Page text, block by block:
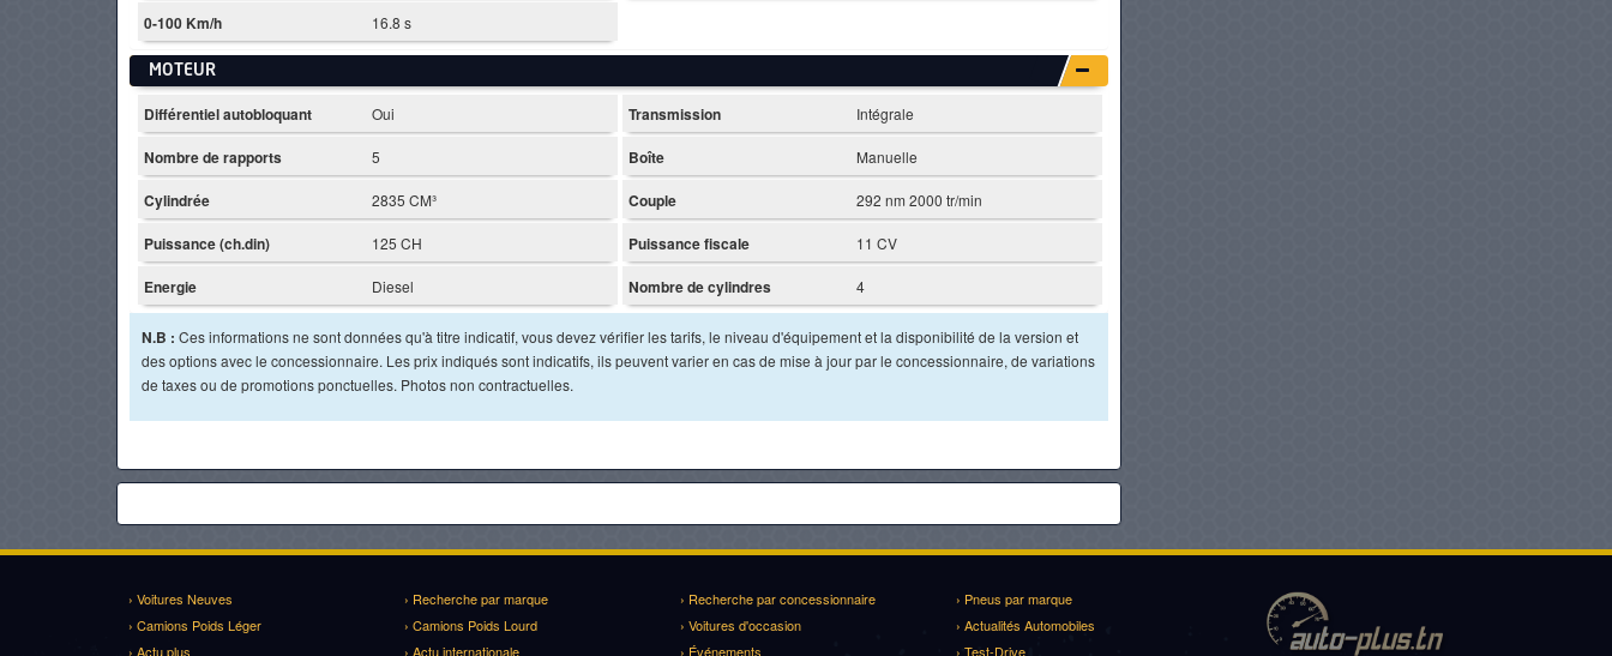
0-100 Km/h 16.8 s
MOTEUR
Différentiel autobloquant Oui Transmission Intégrale
Nombre de rapports 5 Boîte Manuelle
Cylindrée 2835 CM³ Couple 292 nm 2000 tr/min
Puissance (ch.din) 125 CH Puissance fiscale 11 CV
Energie Diesel Nombre de cylindres 4
N.B : Ces informations ne sont données qu'à titre indicatif, vous devez vérifier les tarifs, le niveau d'équipement et la disponibilité de la version et
des options avec le concessionnaire. Les prix indiqués sont indicatifs, ils peuvent varier en cas de mise à jour par le concessionnaire, de variations
de taxes ou de promotions ponctuelles. Photos non contractuelles.
› Voitures Neuves › Recherche par marque › Recherche par concessionnaire
› Pneus par marque
› Camions Poids Léger
› Camions Poids Lourd › Voitures d'occasion
› Actualités Automobiles
› Actu plus
› Actu internationale › Événements › Test-Drive